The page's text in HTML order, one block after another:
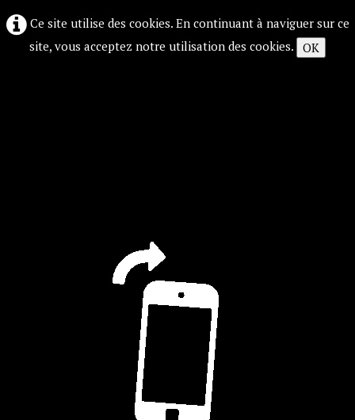
Ce site utilise des cookies. En continuant à naviguer sur ce
site, vous acceptez notre utilisation des cookies. OK